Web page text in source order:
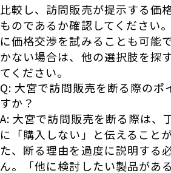
比較し、訪問販売が提示する価
ものであるか確認してください
に価格交渉を試みることも可能
かない場合は、他の選択肢を探
てください。
Q: 大宮で訪問販売を断る際のポ
すか？
A: 大宮で訪問販売を断る際は、
に「購入しない」と伝えること
た、断る理由を過度に説明する
ん。「他に検討したい製品があ